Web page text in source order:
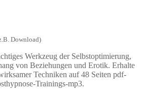
Download)
Werkzeug der Selbstoptimierung,
von Beziehungen und Erotik. Erhalte
Techniken auf 48 Seiten pdf-
Trainings-mp3.